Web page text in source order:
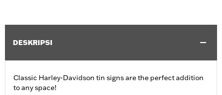
DESKRIPSI
Classic Harley-Davidson tin signs are the perfect addition
to any space!